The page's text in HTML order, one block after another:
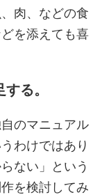
肉、などの食
を添えても喜
る。
のマニュアル
わけではあり
ない」という
を検討してみ